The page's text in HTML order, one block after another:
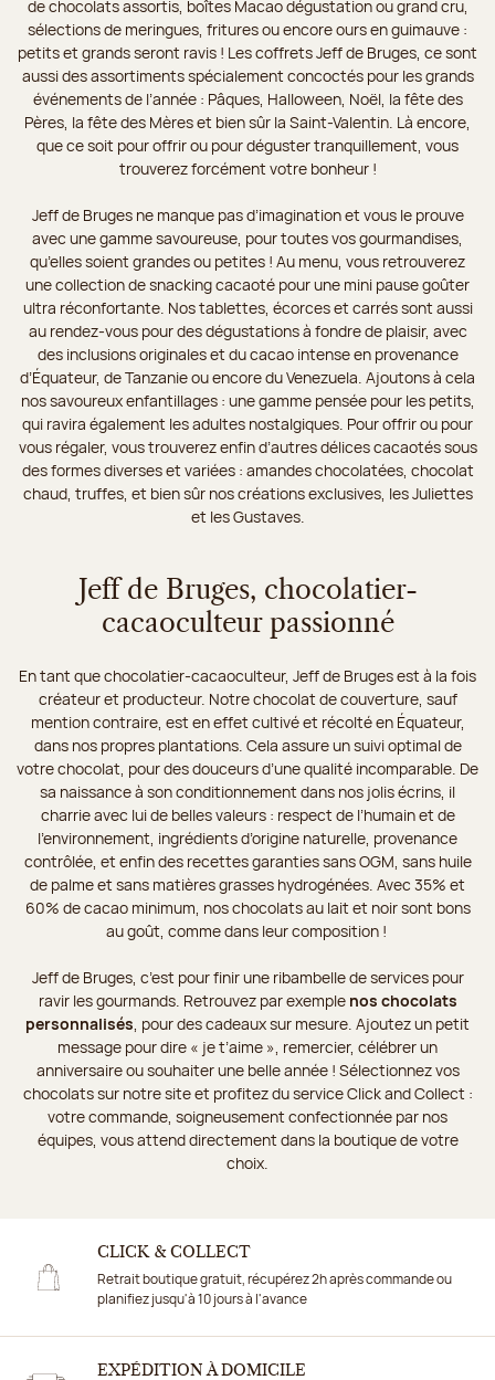
de chocolats assortis, boîtes Macao dégustation ou grand cru,
sélections de meringues, fritures ou encore ours en guimauve :
petits et grands seront ravis ! Les coffrets Jeff de Bruges, ce sont
aussi des assortiments spécialement concoctés pour les grands
événements de l’année : Pâques, Halloween, Noël, la fête des
Pères, la fête des Mères et bien sûr la Saint-Valentin. Là encore,
que ce soit pour offrir ou pour déguster tranquillement, vous
trouverez forcément votre bonheur !
Jeff de Bruges ne manque pas d’imagination et vous le prouve
avec une gamme savoureuse, pour toutes vos gourmandises,
qu’elles soient grandes ou petites ! Au menu, vous retrouverez
une collection de snacking cacaoté pour une mini pause goûter
ultra réconfortante. Nos tablettes, écorces et carrés sont aussi
au rendez-vous pour des dégustations à fondre de plaisir, avec
des inclusions originales et du cacao intense en provenance
d’Équateur, de Tanzanie ou encore du Venezuela. Ajoutons à cela
nos savoureux enfantillages : une gamme pensée pour les petits,
qui ravira également les adultes nostalgiques. Pour offrir ou pour
vous régaler, vous trouverez enfin d’autres délices cacaotés sous
des formes diverses et variées : amandes chocolatées, chocolat
chaud, truffes, et bien sûr nos créations exclusives, les Juliettes
et les Gustaves.
Jeff de Bruges, chocolatier-
cacaoculteur passionné
En tant que chocolatier-cacaoculteur, Jeff de Bruges est à la fois
créateur et producteur. Notre chocolat de couverture, sauf
mention contraire, est en effet cultivé et récolté en Équateur,
dans nos propres plantations. Cela assure un suivi optimal de
votre chocolat, pour des douceurs d’une qualité incomparable. De
sa naissance à son conditionnement dans nos jolis écrins, il
charrie avec lui de belles valeurs : respect de l’humain et de
l’environnement, ingrédients d’origine naturelle, provenance
contrôlée, et enfin des recettes garanties sans OGM, sans huile
de palme et sans matières grasses hydrogénées. Avec 35% et
60% de cacao minimum, nos chocolats au lait et noir sont bons
au goût, comme dans leur composition !
Jeff de Bruges, c’est pour finir une ribambelle de services pour
ravir les gourmands. Retrouvez par exemple nos chocolats
personnalisés , pour des cadeaux sur mesure. Ajoutez un petit
message pour dire « je t’aime », remercier, célébrer un
anniversaire ou souhaiter une belle année ! Sélectionnez vos
chocolats sur notre site et profitez du service Click and Collect :
votre commande, soigneusement confectionnée par nos
équipes, vous attend directement dans la boutique de votre
choix.
CLICK & COLLECT
Retrait boutique gratuit, récupérez 2h après commande ou
planifiez jusqu'à 10 jours à l'avance
EXPÉDITION À DOMICILE